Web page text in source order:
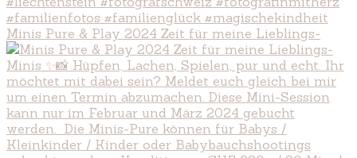
Minis Pure & Play 2024 Zeit für meine Lieblings-